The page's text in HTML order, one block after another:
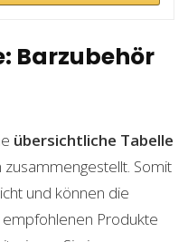
Barzubehör
übersichtliche Tabelle
Somit
und können die
empfohlenen Produkte